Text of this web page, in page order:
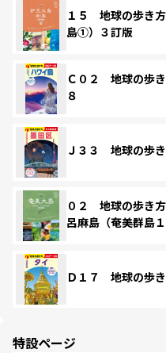
１５ 地球の歩き
島①）３訂版
Ｃ０２ 地球の歩
８
Ｊ３３ 地球の歩
０２ 地球の歩
呂麻島（奄美群島
Ｄ１７ 地球の歩
特設ページ